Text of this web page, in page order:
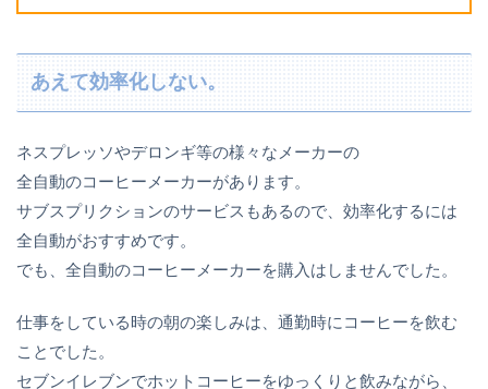
あえて効率化しない。
ネスプレッソやデロンギ等の様々なメーカーの
全自動のコーヒーメーカーがあります。
サブスプリクションのサービスもあるので、効率化するには
全自動がおすすめです。
でも、全自動のコーヒーメーカーを購入はしませんでした。
仕事をしている時の朝の楽しみは、通勤時にコーヒーを飲む
ことでした。
セブンイレブンでホットコーヒーをゆっくりと飲みながら、